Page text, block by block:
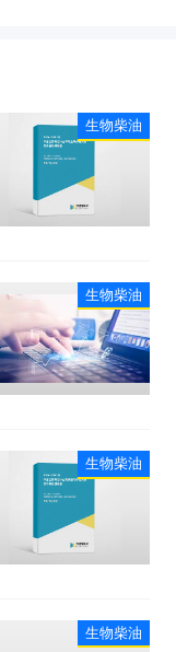
生物柴油
生物柴油
生物柴油
生物柴油